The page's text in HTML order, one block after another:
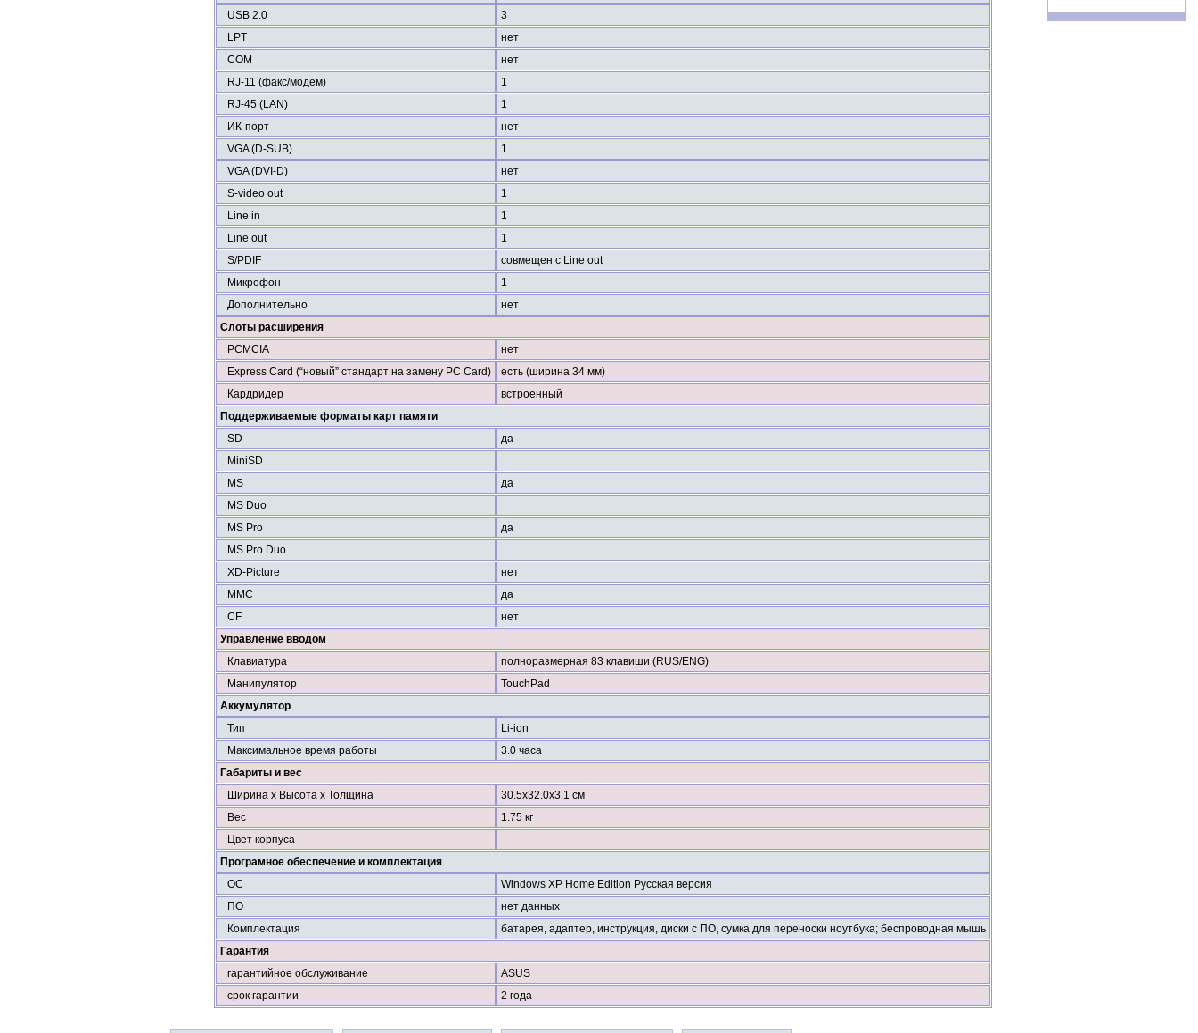
USB 2.0
3
LPT
нет
COM
нет
RJ-11 (факс/модем)
1
RJ-45 (LAN)
1
ИК-порт
нет
VGA (D-SUB)
1
VGA (DVI-D)
нет
S-video out
1
Line in
1
Line out
1
S/PDIF
совмещен с Line out
Микрофон
1
Дополнительно
нет
Слоты расширения
PCMCIA
нет
Express Card (“новый” стандарт на замену PC Card)
есть (ширина 34 мм)
Кардридер
встроенный
Поддерживаемые форматы карт памяти
SD
да
MiniSD
MS
да
MS Duo
MS Pro
да
MS Pro Duo
XD-Picture
нет
MMC
да
CF
нет
Управление вводом
Клавиатура
полноразмерная 83 клавиши (RUS/ENG)
Манипулятор
TouchPad
Аккумулятор
Тип
Li-ion
Максимальное время работы
3.0 часа
Габариты и вес
Ширина х Высота х Толщина
30.5x32.0x3.1 см
Вес
1.75 кг
Цвет корпуса
Програмное обеспечение и комплектация
ОС
Windows XP Home Edition Русская версия
ПО
нет данных
Комплектация
батарея, адаптер, инструкция, диски с ПО, сумка для переноски ноутбука; беспроводная мышь
Гарантия
гарантийное обслуживание
ASUS
срок гарантии
2 года